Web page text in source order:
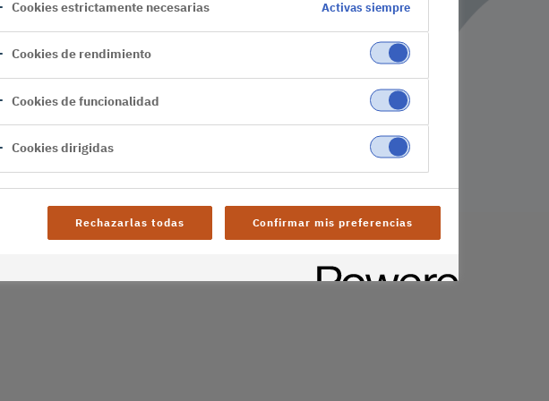
Cookies estrictamente necesarias Activas siempre
Cookies de rendimiento
Cookies de funcionalidad
Cookies dirigidas
Rechazarlas todas Confirmar mis preferencias